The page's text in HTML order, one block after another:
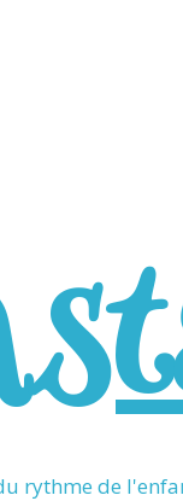
rythme de